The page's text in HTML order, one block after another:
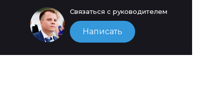
Связаться с руководителем
Написать